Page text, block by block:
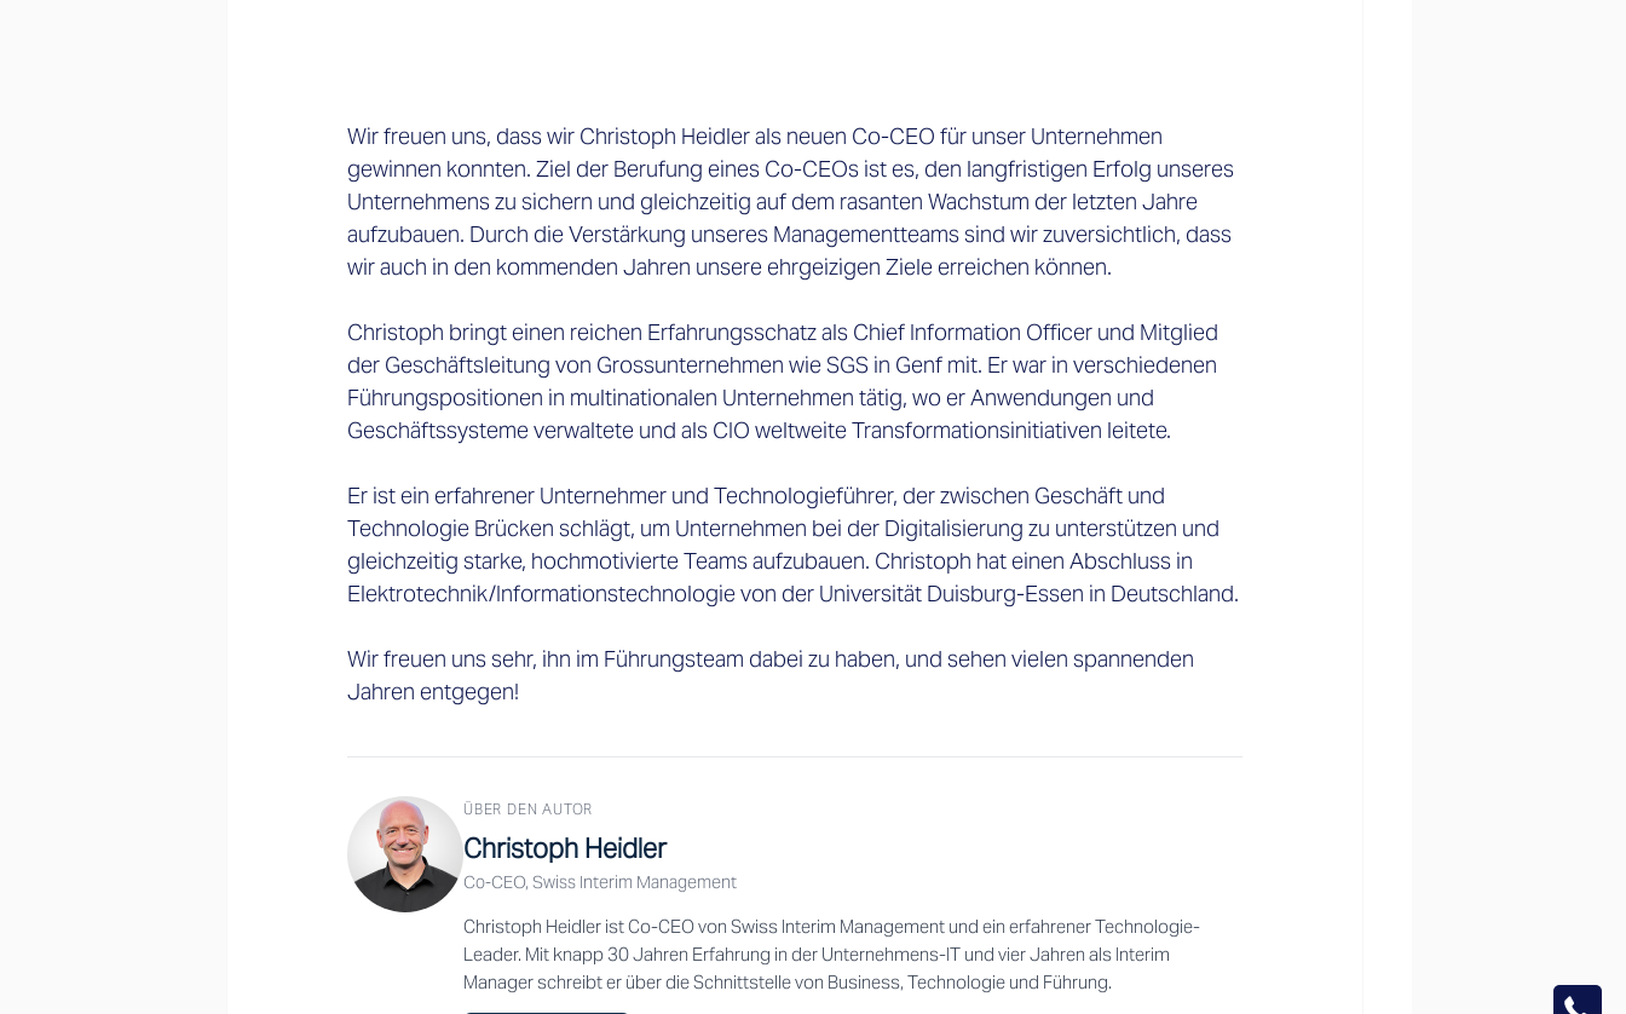
Wir freuen uns, dass wir Christoph Heidler als neuen Co-CEO für unser Unternehmen
gewinnen konnten. Ziel der Berufung eines Co-CEOs ist es, den langfristigen Erfolg unseres
Unternehmens zu sichern und gleichzeitig auf dem rasanten Wachstum der letzten Jahre
aufzubauen. Durch die Verstärkung unseres Managementteams sind wir zuversichtlich, dass
wir auch in den kommenden Jahren unsere ehrgeizigen Ziele erreichen können.
Christoph bringt einen reichen Erfahrungsschatz als Chief Information Officer und Mitglied
der Geschäftsleitung von Grossunternehmen wie SGS in Genf mit. Er war in verschiedenen
Führungspositionen in multinationalen Unternehmen tätig, wo er Anwendungen und
Geschäftssysteme verwaltete und als CIO weltweite Transformationsinitiativen leitete.
Er ist ein erfahrener Unternehmer und Technologieführer, der zwischen Geschäft und
Technologie Brücken schlägt, um Unternehmen bei der Digitalisierung zu unterstützen und
gleichzeitig starke, hochmotivierte Teams aufzubauen. Christoph hat einen Abschluss in
Elektrotechnik/Informationstechnologie von der Universität Duisburg-Essen in Deutschland.
Wir freuen uns sehr, ihn im Führungsteam dabei zu haben, und sehen vielen spannenden
Jahren entgegen!
ÜBER DEN AUTOR
Christoph Heidler
Co-CEO, Swiss Interim Management
Christoph Heidler ist Co-CEO von Swiss Interim Management und ein erfahrener Technologie-
Leader. Mit knapp 30 Jahren Erfahrung in der Unternehmens-IT und vier Jahren als Interim
Manager schreibt er über die Schnittstelle von Business, Technologie und Führung.